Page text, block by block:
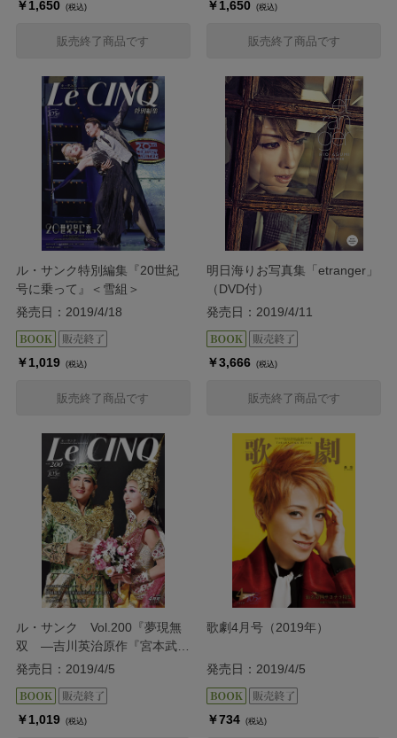
￥1,650 (税込)
販売終了商品です
￥1,650 (税込)
販売終了商品です
ル・サンク特別編集『20世紀
号に乗って』＜雪組＞
発売日：2019/4/18
￥1,019 (税込)
販売終了商品です
明日海りお写真集「etranger」
（DVD付）
発売日：2019/4/11
￥3,666 (税込)
販売終了商品です
ル・サンク Vol.200『夢現無
双 ―吉川英治原作『宮本武
蔵』より―』『クルンテープ
発売日：2019/4/5
￥1,019 (税込)
歌劇4月号（2019年）
発売日：2019/4/5
￥734 (税込)